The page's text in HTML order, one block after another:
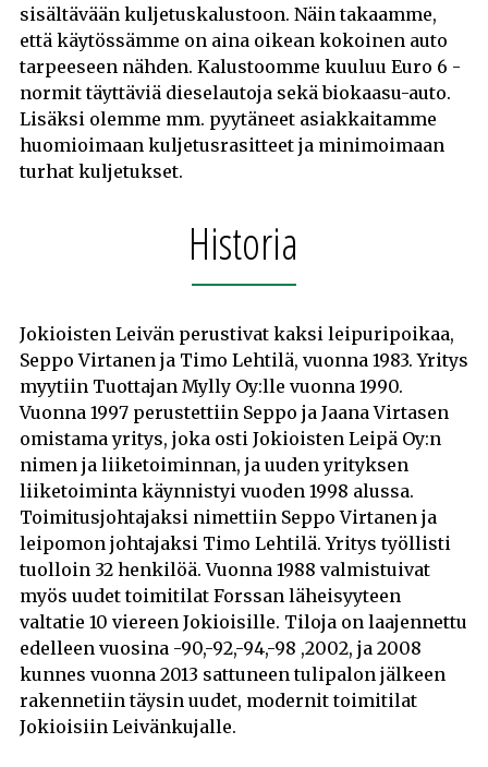
sisältävään kuljetuskalustoon. Näin takaamme,
että käytössämme on aina oikean kokoinen auto
tarpeeseen nähden. Kalustoomme kuuluu Euro 6 -
normit täyttäviä dieselautoja sekä biokaasu-auto.
Lisäksi olemme mm. pyytäneet asiakkaitamme
huomioimaan kuljetusrasitteet ja minimoimaan
turhat kuljetukset.
Historia
Jokioisten Leivän perustivat kaksi leipuripoikaa,
Seppo Virtanen ja Timo Lehtilä, vuonna 1983. Yritys
myytiin Tuottajan Mylly Oy:lle vuonna 1990.
Vuonna 1997 perustettiin Seppo ja Jaana Virtasen
omistama yritys, joka osti Jokioisten Leipä Oy:n
nimen ja liiketoiminnan, ja uuden yrityksen
liiketoiminta käynnistyi vuoden 1998 alussa.
Toimitusjohtajaksi nimettiin Seppo Virtanen ja
leipomon johtajaksi Timo Lehtilä. Yritys työllisti
tuolloin 32 henkilöä. Vuonna 1988 valmistuivat
myös uudet toimitilat Forssan läheisyyteen
valtatie 10 viereen Jokioisille. Tiloja on laajennettu
edelleen vuosina -90,-92,-94,-98 ,2002, ja 2008
kunnes vuonna 2013 sattuneen tulipalon jälkeen
rakennetiin täysin uudet, modernit toimitilat
Jokioisiin Leivänkujalle.